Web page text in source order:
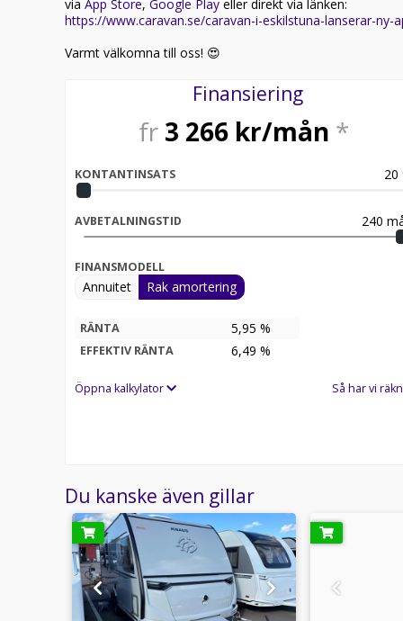
via App Store, Google Play eller direkt via länken:
https://www.caravan.se/caravan-i-eskilstuna-lanserar-ny-
Varmt välkomna till oss! 😍
Finansiering
fr 3 266kr/mån *
KONTANTINSATS 20
AVBETALNINGSTID 240
FINANSMODELL
Annuitet Rak amortering
RÄNTA 5,95 %
EFFEKTIV RÄNTA 6,49 %
Öppna kalkylator Så har vi
Du kanske även gillar